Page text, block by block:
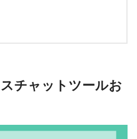
スチャットツールお